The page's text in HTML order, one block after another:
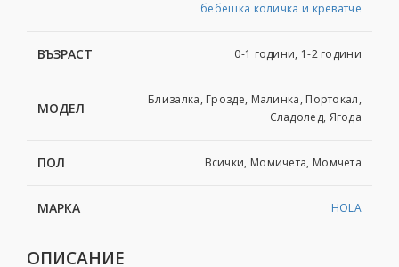
бебешка количка и креватче
ВЪЗРАСТ 0-1 години, 1-2 години
МОДЕЛ
Близалка, Грозде, Малинка, Портокал,
Сладолед, Ягода
ПОЛ Всички, Момичета, Момчета
МАРКА HOLA
ОПИСАНИЕ